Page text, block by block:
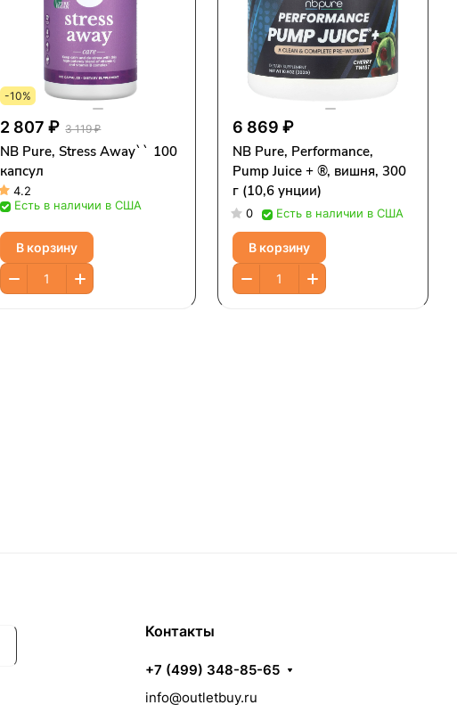
-10%
2 807 ₽ 3 119 ₽
NB Pure, Stress Away`` 100
капсул
4.2
Есть в наличии в США
В корзину
6 869 ₽
NB Pure, Performance,
Pump Juice + ®, вишня, 300
г (10,6 унции)
0 Есть в наличии в США
В корзину
Контакты
+7 (499) 348-85-65
info@outletbuy.ru